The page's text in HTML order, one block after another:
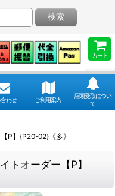
カート
検索
わせ ご利用案内
店頭受取につい
て
P】{P20-02}《多》
トオーダー【P】